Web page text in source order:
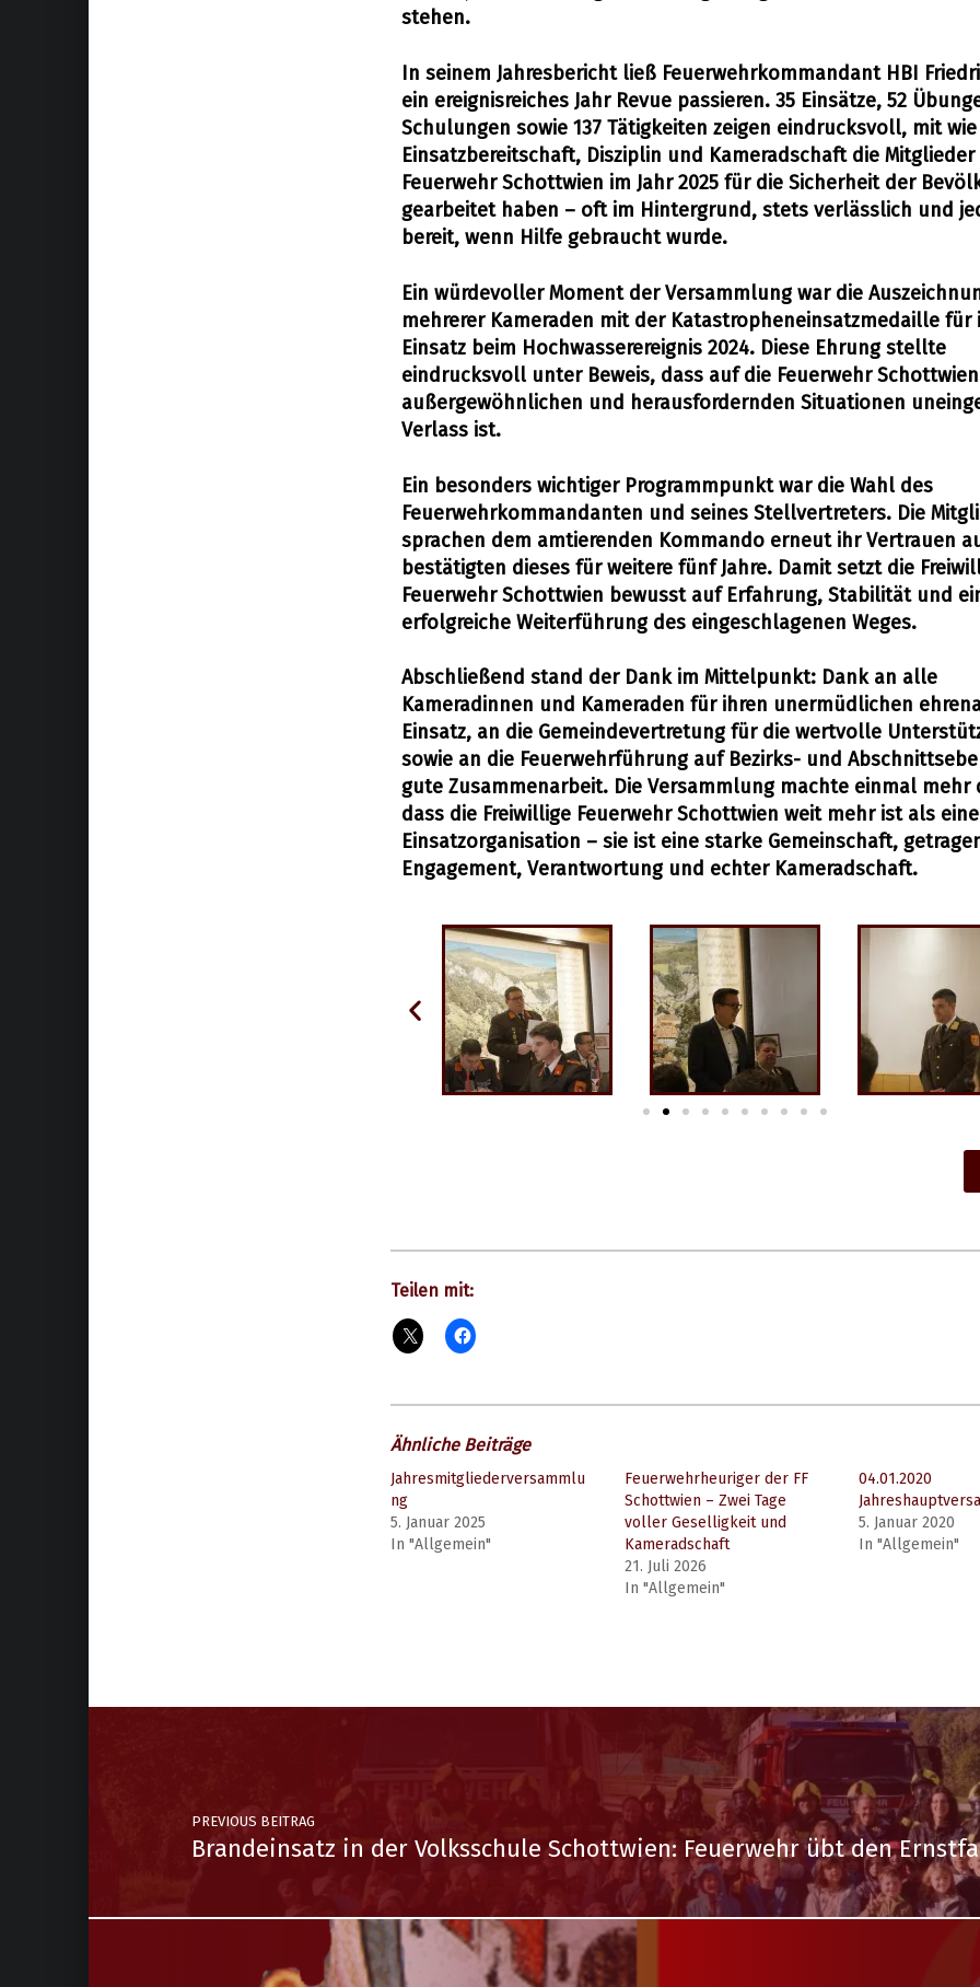
stehen.
In seinem Jahresbericht ließ Feuerwehrkommandant HBI
ein ereignisreiches Jahr Revue passieren. 35 Einsätze, 52
Schulungen sowie 137 Tätigkeiten zeigen eindrucksvoll, mit
Einsatzbereitschaft, Disziplin und Kameradschaft die Mitglieder
Feuerwehr Schottwien im Jahr 2025 für die Sicherheit der
gearbeitet haben – oft im Hintergrund, stets verlässlich und
bereit, wenn Hilfe gebraucht wurde.
Ein würdevoller Moment der Versammlung war die
mehrerer Kameraden mit der Katastropheneinsatzmedaille für
Einsatz beim Hochwasserereignis 2024. Diese Ehrung stellte
eindrucksvoll unter Beweis, dass auf die Feuerwehr
außergewöhnlichen und herausfordernden Situationen
Verlass ist.
Ein besonders wichtiger Programmpunkt war die Wahl des
Feuerwehrkommandanten und seines Stellvertreters. Die
sprachen dem amtierenden Kommando erneut ihr Vertrauen
bestätigten dieses für weitere fünf Jahre. Damit setzt die
Feuerwehr Schottwien bewusst auf Erfahrung, Stabilität und
erfolgreiche Weiterführung des eingeschlagenen Weges.
Abschließend stand der Dank im Mittelpunkt: Dank an alle
Kameradinnen und Kameraden für ihren unermüdlichen
Einsatz, an die Gemeindevertretung für die wertvolle
sowie an die Feuerwehrführung auf Bezirks- und
gute Zusammenarbeit. Die Versammlung machte einmal mehr
dass die Freiwillige Feuerwehr Schottwien weit mehr ist als eine
Einsatzorganisation – sie ist eine starke Gemeinschaft,
Engagement, Verantwortung und echter Kameradschaft.
Teilen mit:
Ähnliche Beiträge
Jahresmitgliederversammlu
ng
5. Januar 2025
In "Allgemein"
Feuerwehrheuriger der FF
Schottwien – Zwei Tage
voller Geselligkeit und
Kameradschaft
21. Juli 2026
In "Allgemein"
04.01.2020
5. Januar 2020
In "Allgemein"
PREVIOUS BEITRAG
Brandeinsatz in der Volksschule Schottwien: Feuerwehr übt den